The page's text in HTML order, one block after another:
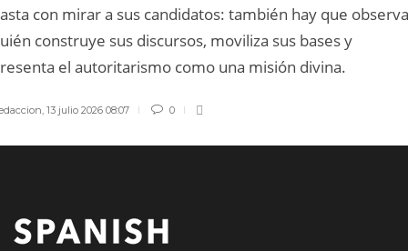
con mirar a sus candidatos: también hay que
construye sus discursos, moviliza sus bases y
el autoritarismo como una misión divina.
, 13 julio 2026 08:07 0